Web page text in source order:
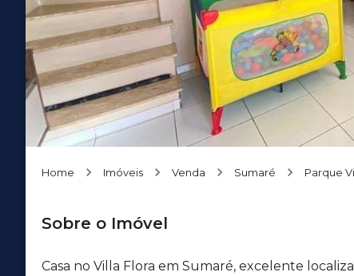
Home Imóveis Venda Sumaré Parque
Sobre o Imóvel
Casa no Villa Flora em Sumaré, excelente